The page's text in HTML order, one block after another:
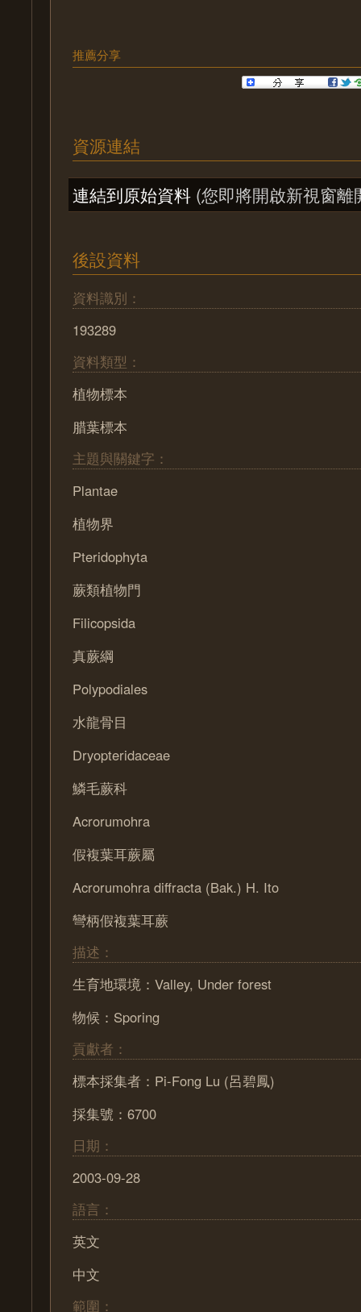
推薦分享
資源連結
連結到原始資料 (您即將開啟新視窗離
後設資料
資料識別：
193289
資料類型：
植物標本
腊葉標本
主題與關鍵字：
Plantae
植物界
Pteridophyta
蕨類植物門
Filicopsida
真蕨綱
Polypodiales
水龍骨目
Dryopteridaceae
鱗毛蕨科
Acrorumohra
假複葉耳蕨屬
Acrorumohra diffracta (Bak.) H. Ito
彎柄假複葉耳蕨
描述：
生育地環境：Valley, Under forest
物候：Sporing
貢獻者：
標本採集者：Pi-Fong Lu (呂碧鳳)
採集號：6700
日期：
2003-09-28
語言：
英文
中文
範圍：